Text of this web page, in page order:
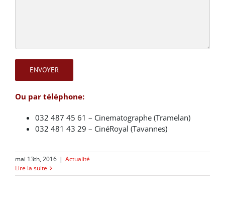
Ou par téléphone:
032 487 45 61 – Cinematographe (Tramelan)
032 481 43 29 – CinéRoyal (Tavannes)
mai 13th, 2016 | Actualité
Lire la suite